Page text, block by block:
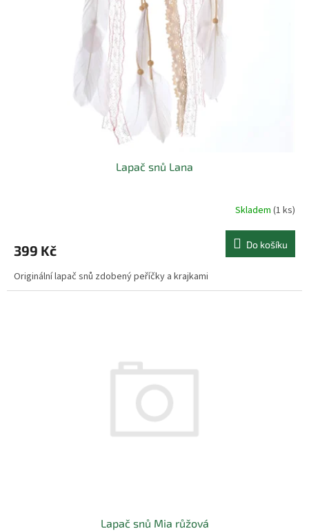
Lapač snů Lana
Skladem (1 ks)
399 Kč Do košíku
Originální lapač snů zdobený peříčky a krajkami
Lapač snů Mia růžová